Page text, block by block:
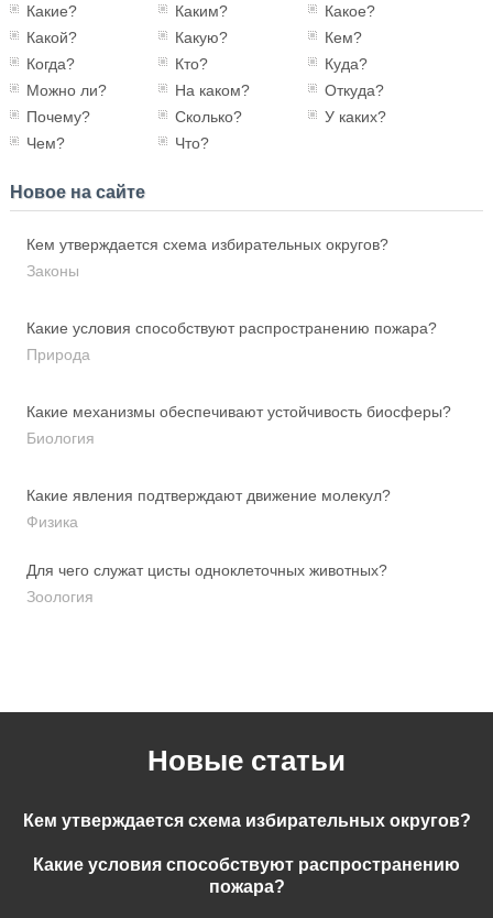
Какие?
Каким?
Какое?
Какой?
Какую?
Кем?
Когда?
Кто?
Куда?
Можно ли?
На каком?
Откуда?
Почему?
Сколько?
У каких?
Чем?
Что?
Новое на сайте
Кем утверждается схема избирательных округов?
Законы
Какие условия способствуют распространению пожара?
Природа
Какие механизмы обеспечивают устойчивость биосферы?
Биология
Какие явления подтверждают движение молекул?
Физика
Для чего служат цисты одноклеточных животных?
Зоология
Новые статьи
Кем утверждается схема избирательных округов?
Какие условия способствуют распространению
пожара?